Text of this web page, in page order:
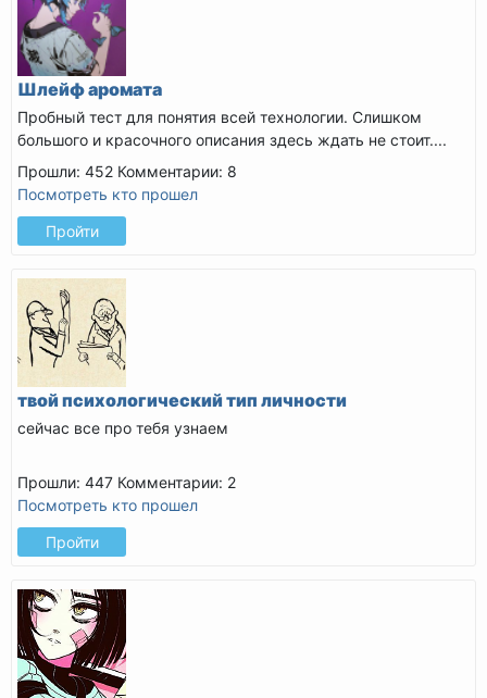
Шлейф аромата
Пробный тест для понятия всей технологии. Слишком
большого и красочного описания здесь ждать не стоит....
Прошли: 452 Комментарии: 8
Посмотреть кто прошел
Пройти
твой психологический тип личности
сейчас все про тебя узнаем
Прошли: 447 Комментарии: 2
Посмотреть кто прошел
Пройти